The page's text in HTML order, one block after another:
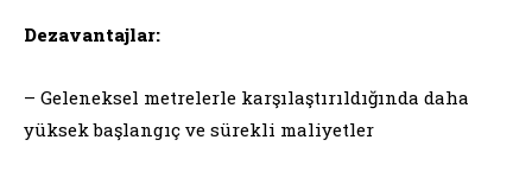
Dezavantajlar:
– Geleneksel metrelerle karşılaştırıldığında daha
yüksek başlangıç ve sürekli maliyetler